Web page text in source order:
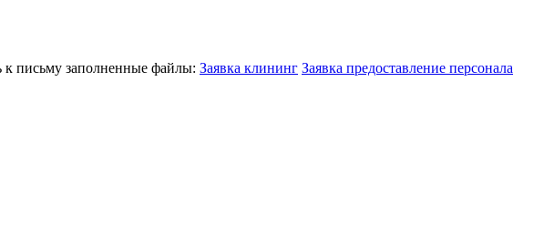
к письму заполненные файлы: Заявка клининг Заявка предоставление персонала